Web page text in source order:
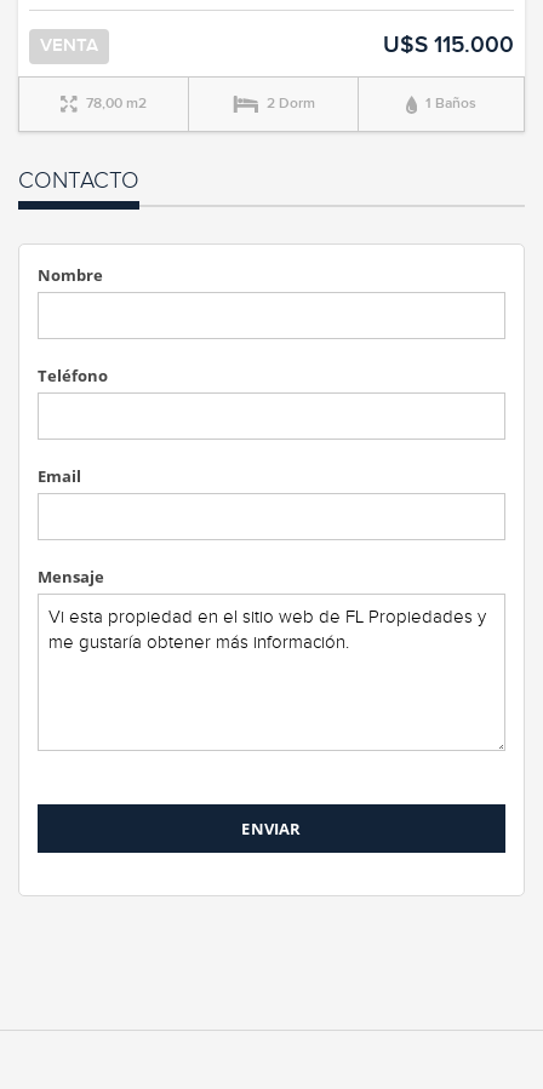
VENTA U$S 115.000
78,00 m2 2 Dorm 1 Baños
CONTACTO
Nombre
Teléfono
Email
Mensaje